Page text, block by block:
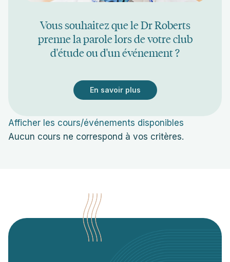
Vous souhaitez que le Dr Roberts
prenne la parole lors de votre club
d'étude ou d'un événement ?
En savoir plus
Afficher les cours/événements disponibles
Aucun cours ne correspond à vos critères.